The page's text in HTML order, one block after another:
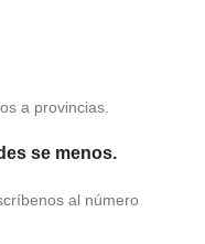
a provincias.
se menos.
al número